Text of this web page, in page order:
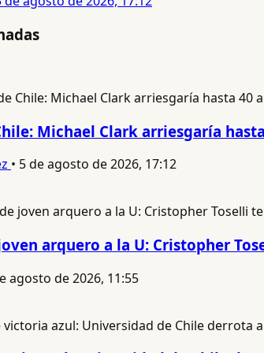
Michael Clark arriesgaría
• 5 de agosto de 2026, 17:12
arquero a la U: Cristopher
agosto de 2026, 11:55